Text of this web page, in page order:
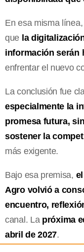
En esa misma
que la
información serán
enfrentar el nuevo
La conclusión fue
especialmente la
promesa futura,
sostener la
más exigente.
Bajo esa premisa,
Agro volvió a
encuentro,
canal. La próxima
abril de 2027.